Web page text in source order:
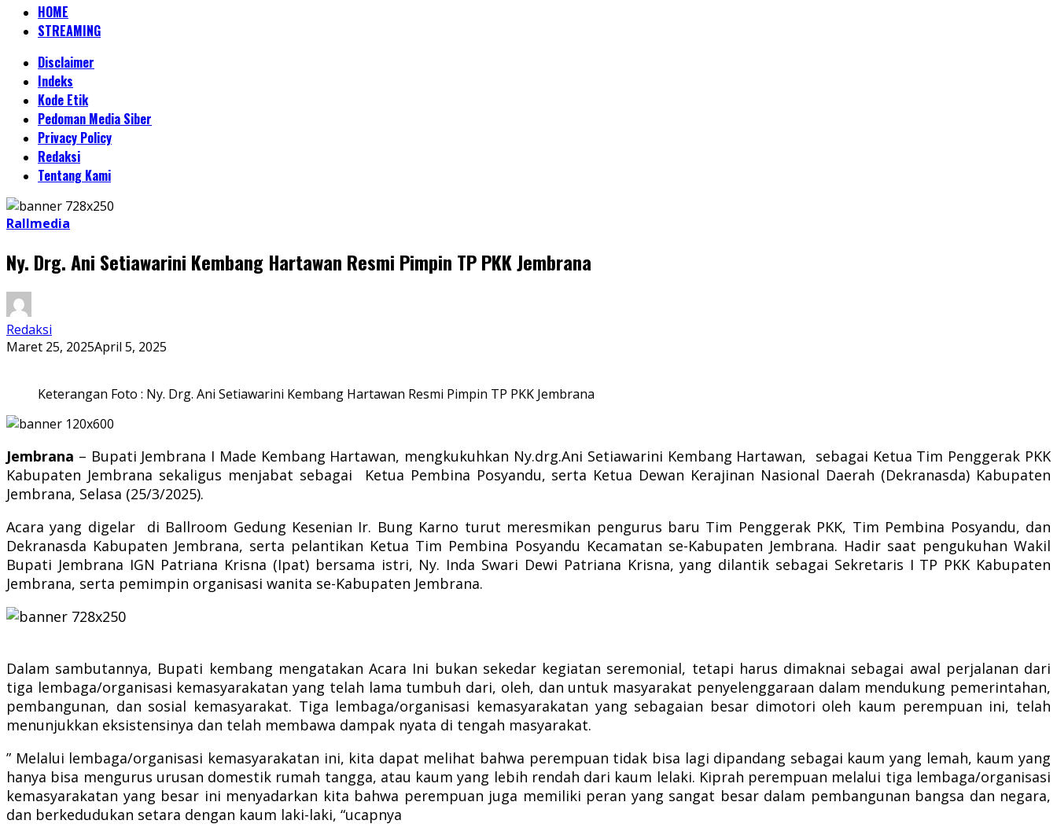
HOME
STREAMING
Disclaimer
Indeks
Kode Etik
Pedoman Media Siber
Privacy Policy
Redaksi
Tentang Kami
Rallmedia
Ny. Drg. Ani Setiawarini Kembang Hartawan Resmi Pimpin TP PKK Jembrana
Redaksi
Maret 25, 2025April 5, 2025
Keterangan Foto : Ny. Drg. Ani Setiawarini Kembang Hartawan Resmi Pimpin TP PKK Jembrana
Jembrana – Bupati Jembrana I Made Kembang Hartawan, mengkukuhkan Ny.drg.Ani Setiawarini Kembang Hartawan, sebagai Ketua Tim Penggerak PKK
Kabupaten Jembrana sekaligus menjabat sebagai Ketua Pembina Posyandu, serta Ketua Dewan Kerajinan Nasional Daerah (Dekranasda) Kabupaten
Jembrana, Selasa (25/3/2025).
Acara yang digelar di Ballroom Gedung Kesenian Ir. Bung Karno turut meresmikan pengurus baru Tim Penggerak PKK, Tim Pembina Posyandu, dan
Dekranasda Kabupaten Jembrana, serta pelantikan Ketua Tim Pembina Posyandu Kecamatan se-Kabupaten Jembrana. Hadir saat pengukuhan Wakil
Bupati Jembrana IGN Patriana Krisna (Ipat) bersama istri, Ny. Inda Swari Dewi Patriana Krisna, yang dilantik sebagai Sekretaris I TP PKK Kabupaten
Jembrana, serta pemimpin organisasi wanita se-Kabupaten Jembrana.
Dalam sambutannya, Bupati kembang mengatakan Acara Ini bukan sekedar kegiatan seremonial, tetapi harus dimaknai sebagai awal perjalanan dari
tiga lembaga/organisasi kemasyarakatan yang telah lama tumbuh dari, oleh, dan untuk masyarakat penyelenggaraan dalam mendukung pemerintahan,
pembangunan, dan sosial kemasyarakat. Tiga lembaga/organisasi kemasyarakatan yang sebagaian besar dimotori oleh kaum perempuan ini, telah
menunjukkan eksistensinya dan telah membawa dampak nyata di tengah masyarakat.
” Melalui lembaga/organisasi kemasyarakatan ini, kita dapat melihat bahwa perempuan tidak bisa lagi dipandang sebagai kaum yang lemah, kaum yang
hanya bisa mengurus urusan domestik rumah tangga, atau kaum yang lebih rendah dari kaum lelaki. Kiprah perempuan melalui tiga lembaga/organisasi
kemasyarakatan yang besar ini menyadarkan kita bahwa perempuan juga memiliki peran yang sangat besar dalam pembangunan bangsa dan negara,
dan berkedudukan setara dengan kaum laki-laki, “ucapnya